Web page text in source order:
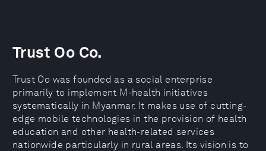
Trust Oo Co.
Trust Oo was founded as a social enterprise
primarily to implement M-health initiatives
systematically in Myanmar. It makes use of cutting-
edge mobile technologies in the provision of health
education and other health-related services
nationwide particularly in rural areas. Its vision is to